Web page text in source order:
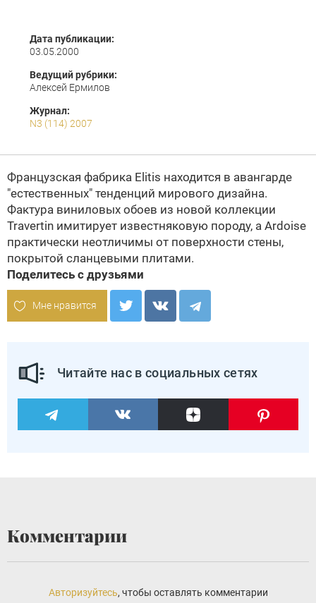
Дата публикации:
03.05.2000
Ведущий рубрики:
Алексей Ермилов
Журнал:
N3 (114) 2007
Французская фабрика Elitis находится в авангарде
"естественных" тенденций мирового дизайна.
Фактура виниловых обоев из новой коллекции
Travertin имитирует известняковую породу, а Ardoise
практически неотличимы от поверхности стены,
покрытой сланцевыми плитами.
Поделитесь с друзьями
Мне нравится
Читайте нас в социальных сетях
Комментарии
Авторизуйтесь, чтобы оставлять комментарии